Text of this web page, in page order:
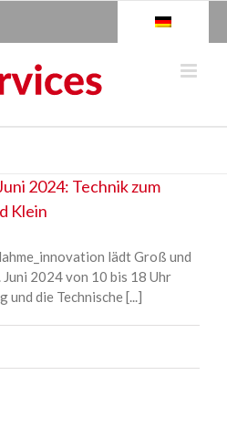
2024: Technik zum
Klein
lädt Groß und
Juni 2024 von 10 bis 18 Uhr
und die Technische [...]